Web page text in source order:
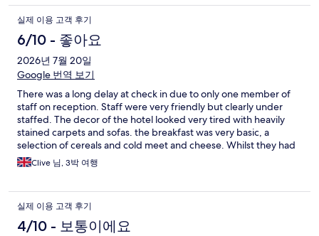
실제 이용 고객 후기
6/10 - 좋아요
2026년 7월 20일
Google 번역 보기
There was a long delay at check in due to only one member of
staff on reception. Staff were very friendly but clearly under
staffed. The decor of the hotel looked very tired with heavily
stained carpets and sofas. the breakfast was very basic, a
selection of cereals and cold meet and cheese. Whilst they had
a pancake machine, this was not in use.
Clive 님, 3박 여행
실제 이용 고객 후기
4/10 - 보통이에요